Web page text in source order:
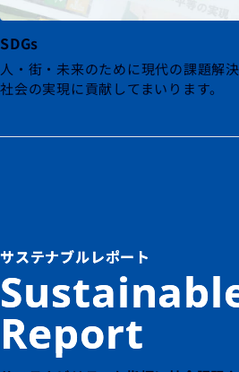
SDGs
人・街・未来のために現代の課題解
社会の実現に貢献してまいります。
サステナブルレポート
Report